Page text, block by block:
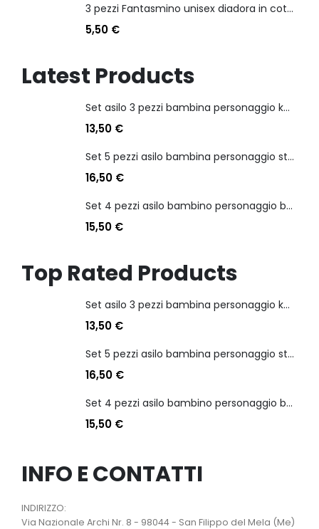
3 pezzi Fantasmino unisex diadora in cotone mercerizzato tg dalla 35 alla 46
5,50 €
Latest Products
Set asilo 3 pezzi bambina personaggio kuromi
13,50 €
Set 5 pezzi asilo bambina personaggio stitch angel
16,50 €
Set 4 pezzi asilo bambino personaggio batman
15,50 €
Top Rated Products
Set asilo 3 pezzi bambina personaggio kuromi
13,50 €
Set 5 pezzi asilo bambina personaggio stitch angel
16,50 €
Set 4 pezzi asilo bambino personaggio batman
15,50 €
INFO E CONTATTI
INDIRIZZO:
Via Nazionale Archi Nr. 8 - 98044 - San Filippo del Mela (Me)